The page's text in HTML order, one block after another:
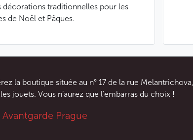
décorations traditionnelles pour les
de Noël et Pâques.
la boutique située au n° 17 de la rue
jouets. Vous n’aurez que l’embarras du choix !
Avantgarde Prague